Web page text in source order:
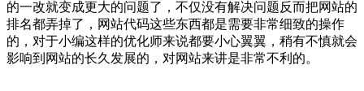
的一改就变成更大的问题了，不仅没有解决问题反而把网站的
排名都弄掉了，网站代码这些东西都是需要非常细致的操作
的，对于小编这样的优化师来说都要小心翼翼，稍有不慎就会
影响到网站的长久发展的，对网站来讲是非常不利的。